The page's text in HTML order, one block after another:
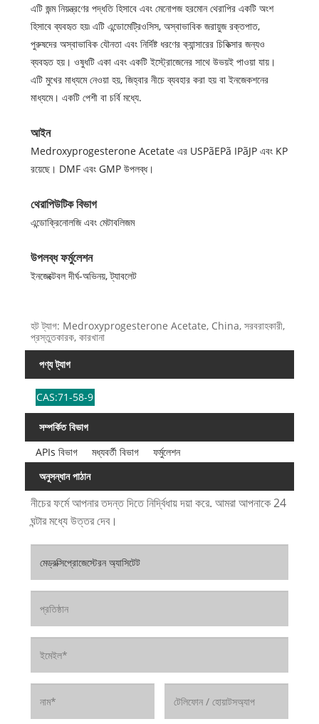
এটি জন্ম নিয়ন্ত্রণের পদ্ধতি হিসাবে এবং মেনোপজ হরমোন থেরাপির একটি অংশ
হিসাবে ব্যবহৃত হয়৷ এটি এন্ডোমেট্রিওসিস, অস্বাভাবিক জরায়ুজ রক্তপাত,
পুরুষদের অস্বাভাবিক যৌনতা এবং নির্দিষ্ট ধরণের ক্যান্সারের চিকিত্সার জন্যও
ব্যবহৃত হয়। ওষুধটি একা এবং একটি ইস্ট্রোজেনের সাথে উভয়ই পাওয়া যায়।
এটি মুখের মাধ্যমে নেওয়া হয়, জিহ্বার নীচে ব্যবহার করা হয় বা ইনজেকশনের
মাধ্যমে। একটি পেশী বা চর্বি মধ্যে.
আইন
Medroxyprogesterone Acetate এর USPãEPã IPãJP এবং KP
রয়েছে। DMF এবং GMP উপলব্ধ।
থেরাপিউটিক বিভাগ
এন্ডোক্রিনোলজি এবং মেটাবলিজম
উপলব্ধ ফর্মুলেশন
ইনজেক্টেবল দীর্ঘ-অভিনয়, ট্যাবলেট
হট ট্যাগ: Medroxyprogesterone Acetate, China, সরবরাহকারী,
প্রস্তুতকারক, কারখানা
পণ্য ট্যাগ
CAS:71-58-9
সম্পর্কিত বিভাগ
APIs বিভাগ
মধ্যবর্তী বিভাগ
ফর্মুলেশন
অনুসন্ধান পাঠান
নীচের ফর্মে আপনার তদন্ত দিতে নির্দ্বিধায় দয়া করে. আমরা আপনাকে 24
ঘন্টার মধ্যে উত্তর দেব।